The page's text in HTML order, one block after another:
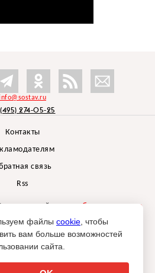
274-05-25
Контакты
связь
Rss
проектбрендингового
Depot
Sostav.ru допустимо только при
источника.
файлы cookie , чтобы
вам больше возможностей
сайта.